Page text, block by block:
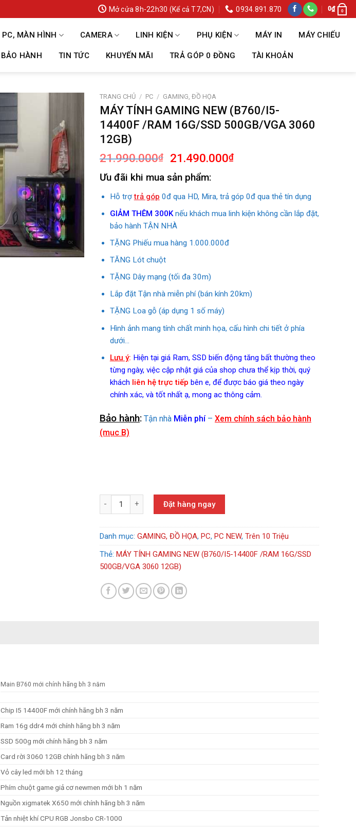
Mở cửa 8h-22h30 (Kể cả T7,CN) 0934.891.870 0₫ 0
PC, MÀN HÌNH CAMERA LINH KIỆN PHỤ KIỆN MÁY IN MÁY CHIẾU
BẢO HÀNH TIN TỨC KHUYẾN MÃI TRẢ GÓP 0 ĐỒNG TÀI KHOẢN
TRANG CHỦ / PC / GAMING, ĐỒ HỌA
MÁY TÍNH GAMING NEW (B760/I5-
14400F /RAM 16G/SSD 500GB/VGA 3060
12GB)
21.990.000₫
Giá
gốc
là:
21.990.000₫.
21.490.000₫Giá
là:
21.490.000₫.
Ưu đãi khi mua sản phẩm:
Hỗ trợtrả góp 0đ qua HD, Mira, trả góp 0đ qua thẻ tín dụng
GIẢM THÊM 300Knếu khách mua linh kiện không cần lắp đặt,
bảo hành TẬN NHÀ
TẶNG Phiếu mua hàng 1.000.000đ
TĂNG Lót chuột
TẶNG Dây mạng (tối đa 30m)
Lắp đặt Tận nhà miễn phí (bán kính 20km)
TẶNG Loa gỗ (áp dụng 1 số máy)
Hình ảnh mang tính chất minh họa, cấu hình chi tiết ở phía
dưới…
Lưu ý: Hiện tại giá Ram, SSD biến động tăng bất thường theo
từng ngày, việc cập nhật giá của shop chưa thể kịp thời, quý
khách liên hệ trực tiếp bên e, để được báo giá theo ngày
chính xác, và tốt nhất ạ, mong ac thông cảm.
Bảo hành: Tận nhà Miễn phí– Xem chính sách bảo hành
(mục B)
MÁY TÍNH GAMING NEW (B760/I5-14400F /RAM 16G/SSD 500GB/VGA 3060
Đặt hàng ngay
Danh mục: GAMING, ĐỒ HỌA, PC, PC NEW, Trên 10 Triệu
Thẻ: MÁY TÍNH GAMING NEW (B760/I5-14400F /RAM 16G/SSD
500GB/VGA 3060 12GB)
Main B760 mới chính hãng bh 3 năm
Chip I5 14400F mới chính hãng bh 3 năm
Ram 16g ddr4 mới chính hãng bh 3 năm
SSD 500g mới chính hãng bh 3 năm
Card rời 3060 12GB chính hãng bh 3 năm
Vỏ cây led mới bh 12 tháng
Phím chuột game giả cơ newmen mới bh 1 năm
Nguồn xigmatek X650 mới chính hãng bh 3 năm
Tản nhiệt khí CPU RGB Jonsbo CR-1000